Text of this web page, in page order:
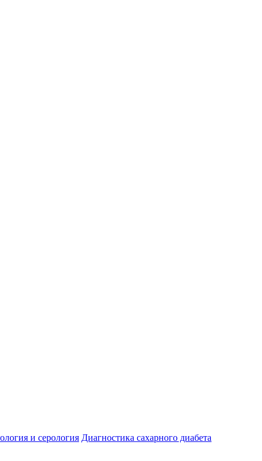
и серология Диагностика сахарного диабета